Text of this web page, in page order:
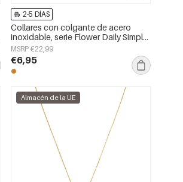
2-5 DÍAS
Collares con colgante de acero
inoxidable, serie Flower Daily Simple,
joyería para mujer
MSRP €22,99
€6,95
Almacén de la UE